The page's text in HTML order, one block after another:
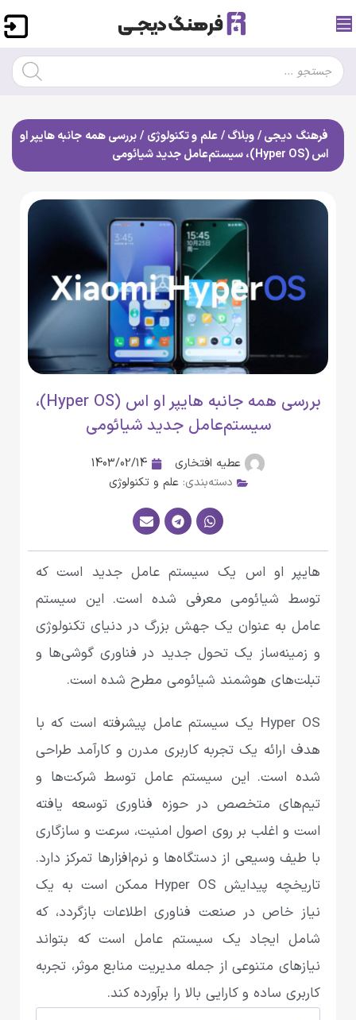
فرهنگ دیجی/وبلاگ/علم و تکنولوژی /بررسی همه جانبه هایپر او
اس (Hyper OS)، سیستم‌عامل جدید شیائومی
بررسی همه جانبه هایپر او اس (Hyper OS)،
سیستم‌عامل جدید شیائومی
عطیه افتخاری
1403/02/14
دسته‌بندی: علم و تکنولوژی
هایپر او اس یک سیستم عامل جدید است که
توسط شیائومی معرفی شده است. این سیستم
عامل به عنوان یک جهش بزرگ در دنیای تکنولوژی
و زمینه‌ساز یک تحول جدید در فناوری گوشی‌ها و
تبلت‌های هوشمند شیائومی مطرح شده است.
Hyper OS یک سیستم عامل پیشرفته است که با
هدف ارائه یک تجربه کاربری مدرن و کارآمد طراحی
شده است. این سیستم عامل توسط شرکت‌ها و
تیم‌های متخصص در حوزه فناوری توسعه یافته
است و اغلب بر روی اصول امنیت، سرعت و سازگاری
با طیف وسیعی از دستگاه‌ها و نرم‌افزارها تمرکز دارد.
تاریخچه پیدایش Hyper OS ممکن است به یک
نیاز خاص در صنعت فناوری اطلاعات بازگردد، که
شامل ایجاد یک سیستم عامل است که بتواند
نیازهای متنوعی از جمله مدیریت منابع موثر، تجربه
کاربری ساده و کارایی بالا را برآورده کند.